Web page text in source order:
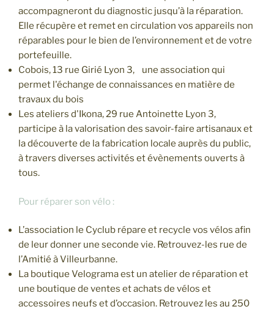
accompagneront du diagnostic jusqu’à la réparation.
Elle récupère et remet en circulation vos appareils non
réparables pour le bien de l’environnement et de votre
portefeuille.
Cobois, 13 rue Girié Lyon 3, une association qui
permet l'échange de connaissances en matière de
travaux du bois
Les ateliers d'Ikona, 29 rue Antoinette Lyon 3,
participe à la valorisation des savoir-faire artisanaux et
la découverte de la fabrication locale auprès du public,
à travers diverses activités et évènements ouverts à
tous.
Pour réparer son vélo :
L’association le Cyclub répare et recycle vos vélos afin
de leur donner une seconde vie. Retrouvez-les rue de
l’Amitié à Villeurbanne.
La boutique Velograma est un atelier de réparation et
une boutique de ventes et achats de vélos et
accessoires neufs et d’occasion. Retrouvez les au 250